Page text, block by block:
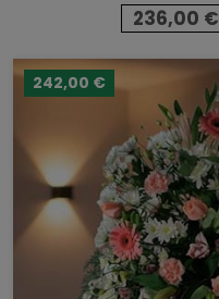
236,00 €
242,00 €